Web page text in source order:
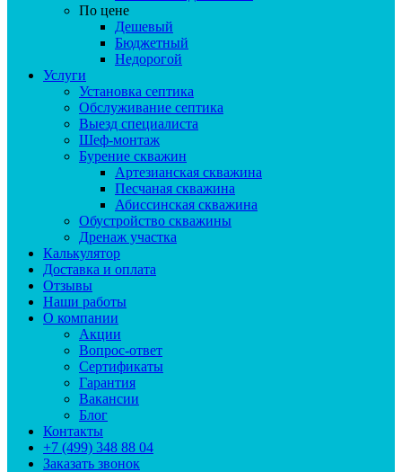
По цене
Дешевый
Бюджетный
Недорогой
Услуги
Установка септика
Обслуживание септика
Выезд специалиста
Шеф-монтаж
Бурение скважин
Артезианская скважина
Песчаная скважина
Абиссинская скважина
Обустройство скважины
Дренаж участка
Калькулятор
Доставка и оплата
Отзывы
Наши работы
О компании
Акции
Вопрос-ответ
Сертификаты
Гарантия
Вакансии
Блог
Контакты
+7 (499) 348 88 04
Заказать звонок